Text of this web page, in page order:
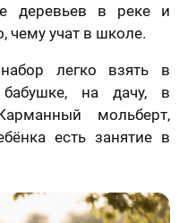
деревьев в реке и
чему учат в школе.
легко взять в
на дачу, в
мольберт,
есть занятие в
5 шагов
стоимость
отзыв